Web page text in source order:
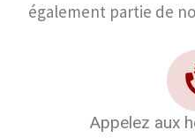
également partie de
Appelez aux